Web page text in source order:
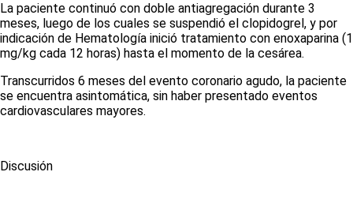
La paciente continuó con doble antiagregación durante 3
meses, luego de los cuales se suspendió el clopidogrel, y por
indicación de Hematología inició tratamiento con enoxaparina (1
mg/kg cada 12 horas) hasta el momento de la cesárea.
Transcurridos 6 meses del evento coronario agudo, la paciente
se encuentra asintomática, sin haber presentado eventos
cardiovasculares mayores.
Discusión